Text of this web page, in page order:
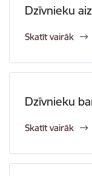
Dzīvnieku
Skatīt vairāk
Dzīvnieku
Skatīt vairāk